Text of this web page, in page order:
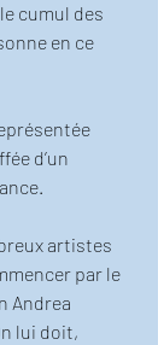
cumul des
en ce
d’un
artistes
par le
Andrea
lui doit,